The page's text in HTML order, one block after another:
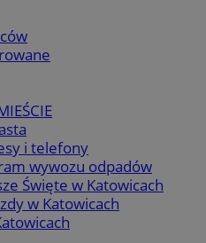
i telefony
wywozu odpadów
Święte w Katowicach
w Katowicach